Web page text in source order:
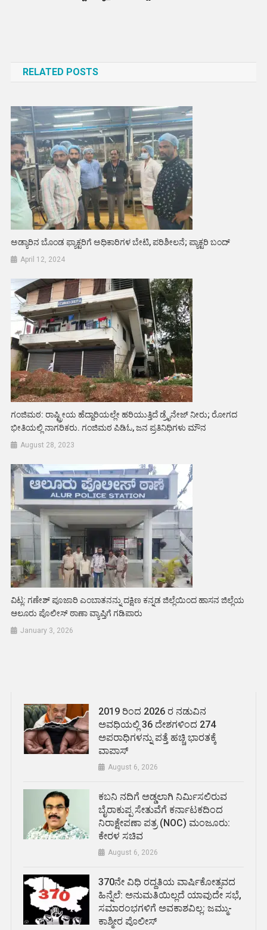
RELATED POSTS
ಅಡ್ಯಾರಿನ ಬೊಂಡ ಫ್ಯಾಕ್ಟರಿಗೆ ಅಧಿಕಾರಿಗಳ ಬೇಟಿ, ಪರಿಶೀಲನೆ; ಪ್ಯಾಕ್ಟರಿ ಬಂದ್
April 12, 2024
ಗಂಜಿಮಠ: ರಾಷ್ಟ್ರೀಯ ಹೆದ್ದಾರಿಯಲ್ಲೇ ಹರಿಯುತ್ತಿದೆ ಡ್ರೈನೇಜ್ ನೀರು; ರೋಗದ
ಭೀತಿಯಲ್ಲಿ ನಾಗರಿಕರು. ಗಂಜಿಮಠ ಪಿಡಿಓ, ಜನ ಪ್ರತಿನಿಧಿಗಳು ಮೌನ
August 28, 2023
ವಿಟ್ಲ: ಗಣೇಶ್ ಪೂಜಾರಿ ಎಂಬಾತನನ್ನು ದಕ್ಷಿಣ ಕನ್ನಡ ಜಿಲ್ಲೆಯಿಂದ ಹಾಸನ ಜಿಲ್ಲೆಯ
ಆಲೂರು ಪೊಲೀಸ್ ಠಾಣಾ ವ್ಯಾಪ್ತಿಗೆ ಗಡಿಪಾರು
January 3, 2026
2019 ರಿಂದ 2026 ರ ನಡುವಿನ
ಅವಧಿಯಲ್ಲಿ 36 ದೇಶಗಳಿಂದ 274
ಅಪರಾಧಿಗಳನ್ನು ಪತ್ತೆ ಹಚ್ಚಿ ಭಾರತಕ್ಕೆ
ವಾಪಾಸ್
August 6, 2026
ಕಬನಿ ನದಿಗೆ ಅಡ್ಡಲಾಗಿ ನಿರ್ಮಿಸಲಿರುವ
ಬೈರಾಕುಪ್ಪ ಸೇತುವೆಗೆ ಕರ್ನಾಟಕದಿಂದ
ನಿರಾಕ್ಷೇಪಣಾ ಪತ್ರ (NOC) ಮಂಜೂರು:
ಕೇರಳ ಸಚಿವ
August 6, 2026
370ನೇ ವಿಧಿ ರದ್ದತಿಯ ವಾರ್ಷಿಕೋತ್ಸವದ
ಹಿನ್ನೆಲೆ: ಅನುಮತಿಯಿಲ್ಲದೆ ಯಾವುದೇ ಸಭೆ,
ಸಮಾರಂಭಗಳಿಗೆ ಅವಕಾಶವಿಲ್ಲ: ಜಮ್ಮು-
ಕಾಶ್ಮೀರ ಪೊಲೀಸ್